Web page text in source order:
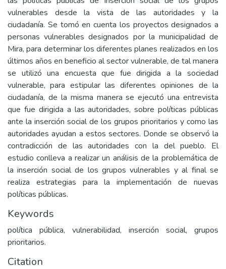
vulnerables desde la vista de las autoridades y la
ciudadanía. Se tomó en cuenta los proyectos designados a
personas vulnerables designados por la municipalidad de
Mira, para determinar los diferentes planes realizados en los
últimos años en beneficio al sector vulnerable, de tal manera
se utilizó una encuesta que fue dirigida a la sociedad
vulnerable, para estipular las diferentes opiniones de la
ciudadanía, de la misma manera se ejecutó una entrevista
que fue dirigida a las autoridades, sobre políticas públicas
ante la inserción social de los grupos prioritarios y como las
autoridades ayudan a estos sectores. Donde se observó la
contradicción de las autoridades con la del pueblo. El
estudio conlleva a realizar un análisis de la problemática de
la inserción social de los grupos vulnerables y al final se
realiza estrategias para la implementación de nuevas
políticas públicas.
Keywords
política pública, vulnerabilidad, inserción social, grupos
prioritarios.
Citation